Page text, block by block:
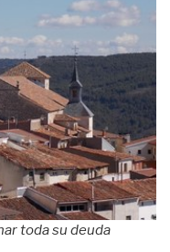
toda su deuda